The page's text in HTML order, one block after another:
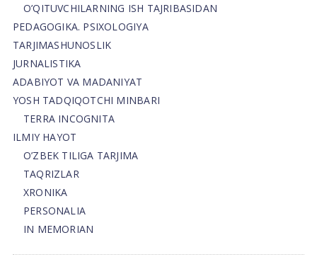
O’QITUVCHILARNING ISH TAJRIBASIDAN
PEDAGOGIKA. PSIXOLOGIYA
TARJIMASHUNOSLIK
JURNALISTIKA
ADABIYOT VA MADANIYAT
YOSH TADQIQOTCHI MINBARI
TERRA INCOGNITA
ILMIY HAYOT
O’ZBEK TILIGA TARJIMA
TAQRIZLAR
XRONIKA
PERSONALIA
IN MEMORIAN